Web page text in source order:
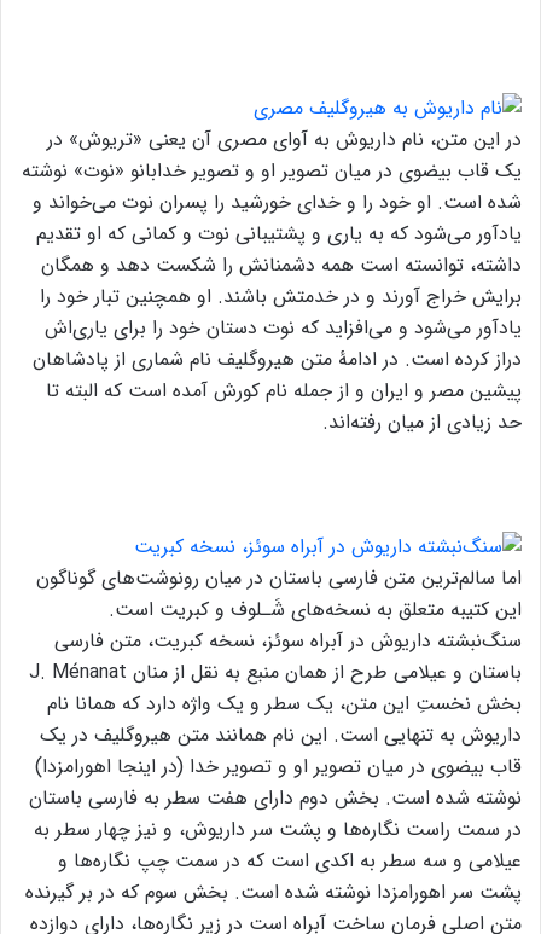
در این متن، نام داریوش به آوای مصری آن یعنی «تریوش» در
یک قاب بیضوی در میان تصویر او و تصویر خدابانو «نوت» نوشته
شده است. او خود را و خدای خورشید را پسران نوت می‌خواند و
یادآور می‌شود که به یاری و پشتیبانی نوت و کمانی که او تقدیم
داشته، توانسته است همه دشمنانش را شکست دهد و همگان
برایش خراج آورند و در خدمتش باشند. او همچنین تبار خود را
یادآور می‌شود و می‌افزاید که نوت دستان خود را برای یاری‌اش
دراز کرده است. در ادامۀ متن هیروگلیف نام شماری از پادشاهان
پیشین مصر و ایران و از جمله نام کورش آمده است که البته تا
حد زیادی از میان رفته‌اند.
اما سالم‌ترین متن فارسی باستان در میان رونوشت‌های گوناگون
این کتیبه متعلق به نسخه‌‌های شَـلوف و کبریت است.
سنگ‌نبشته داریوش در آبراه سوئز، نسخه کبریت، متن فارسی
باستان و عیلامی طرح‌ از همان منبع به نقل از منان J. Ménanat
بخش نخستِ این متن، یک سطر و یک واژه دارد که همانا نام
داریوش به تنهایی است. این نام همانند متن هیروگلیف در یک
قاب بیضوی در میان تصویر او و تصویر خدا (در اینجا اهورامزدا)
نوشته شده است. بخش دوم دارای هفت سطر به فارسی باستان
در سمت راست نگاره‌ها و پشت سر داریوش، و نیز چهار سطر به
عیلامی و سه سطر به اکدی است که در سمت چپ نگاره‌ها و
پشت سر اهورامزدا نوشته شده است. بخش سوم که در بر گیرنده
متن اصلی فرمان ساخت آبراه است در زیر نگاره‌ها، دارای دوازده